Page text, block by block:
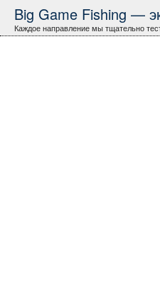
Big Game Fishing —
Каждое направление мы тщательно